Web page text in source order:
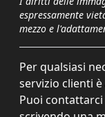
espressamente
mezzo e
Per qualsiasi
servizio clienti
Puoi